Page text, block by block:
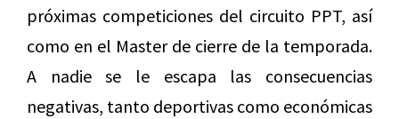
próximas competiciones del circuito PPT, así
como en el Master de cierre de la temporada.
A nadie se le escapa las consecuencias
negativas, tanto deportivas como económicas